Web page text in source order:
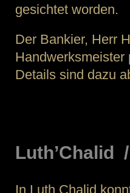
gesichtet worden.
Der Bankier, Herr
Details sind dazu
Luth’Chalid
In Luth Chalid